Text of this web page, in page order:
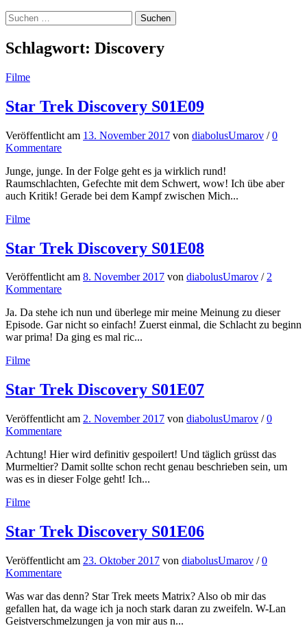
Suchen
nach:
Schlagwort: Discovery
Filme
Star Trek Discovery S01E09
Veröffentlicht am 13. November 2017 von diabolusUmarov /0
Kommentare
Junge, junge. In der Folge geht es ja wirklich rund!
Raumschlachten, Gefechte mit dem Schwert, wow! Ich übe aber
auch Kritik! Gerade bei dem Kampf zwischen Mich...
Filme
Star Trek Discovery S01E08
Veröffentlichtam 8. November 2017 von diabolusUmarov /2
Kommentare
Ja. Da stehe ich nun und überlege mir meine Meinung zu dieser
Episode. Gar nicht so einfach! Zuerst einmal, die Schlacht zu beginn
war prima! Da ging es mal ric...
Filme
Star Trek Discovery S01E07
Veröffentlicht am 2. November 2017 von diabolusUmarov /0
Kommentare
Achtung! Hier wird definitiv gespoilert! Und täglich grüsst das
Murmeltier? Damit sollte schon recht genau beschrieben sein, um
was es in dieser Folge geht! Ich...
Filme
Star Trek Discovery S01E06
Veröffentlicht am 23. Oktober 2017 von diabolusUmarov /0
Kommentare
Was war das denn? Star Trek meets Matrix? Also ob mir das
gefallen hat, da wage ich ja noch stark daran zu zweifeln. W-Lan
Geistverschmelzungen ja von mir aus n...